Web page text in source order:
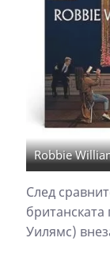
Robbie
След
Уилямс)